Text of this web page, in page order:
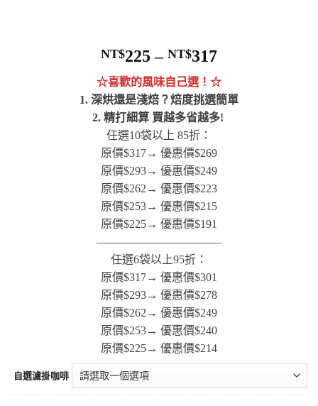
NT$225 – NT$317
☆喜歡的風味自己選！☆
1. 深烘還是淺焙？焙度挑選簡單
2. 精打細算 買越多省越多!
任選10袋以上 85折：
原價$317→ 優惠價$269
原價$293→ 優惠價$249
原價$262→ 優惠價$223
原價$253→ 優惠價$215
原價$225→ 優惠價$191
———————————
任選6袋以上95折：
原價$317→ 優惠價$301
原價$293→ 優惠價$278
原價$262→ 優惠價$249
原價$253→ 優惠價$240
原價$225→ 優惠價$214
自選濾掛咖啡